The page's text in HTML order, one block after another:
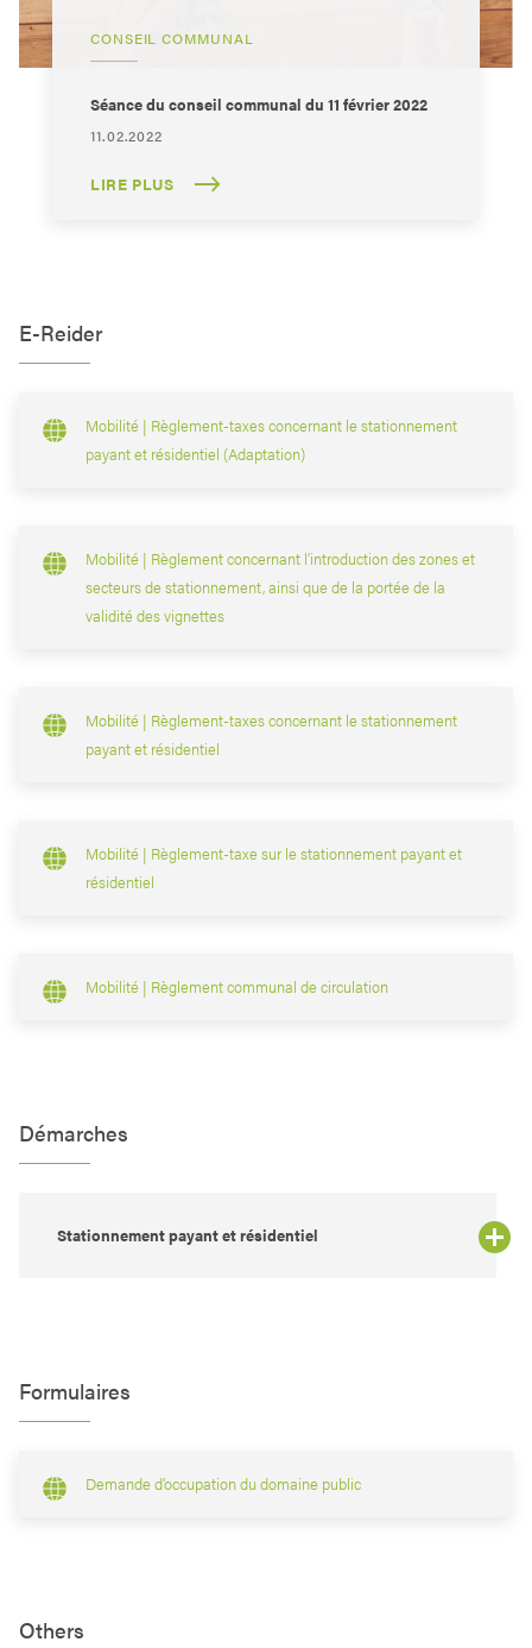
CONSEIL COMMUNAL
Séance du conseil communal du 11 février 2022
11.02.2022
LIRE PLUS
E-Reider
Mobilité | Règlement-taxes concernant le stationnement
payant et résidentiel (Adaptation)
Mobilité | Règlement concernant l’introduction des zones et
secteurs de stationnement, ainsi que de la portée de la
validité des vignettes
Mobilité | Règlement-taxes concernant le stationnement
payant et résidentiel
Mobilité | Règlement-taxe sur le stationnement payant et
résidentiel
Mobilité | Règlement communal de circulation
Démarches
Stationnement payant et résidentiel
Formulaires
Demande d’occupation du domaine public
Others